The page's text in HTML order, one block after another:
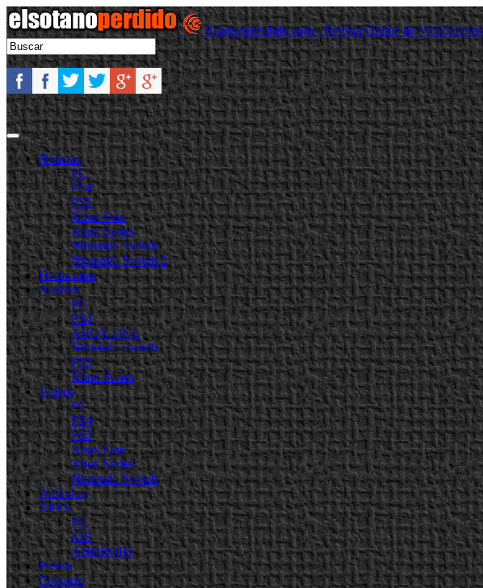
Elsotanoperdido.com - Revista Online de Videojuegos
Noticias
PC
PS4
PS5
Xbox One
Xbox Series
Nintendo Switch
Nintendo Switch 2
Destacadas
Análisis
PC
PS4
XBOX ONE
Nintendo Switch
PS5
Xbox Series
Videos
PC
PS4
PS5
Xbox One
Xbox Series
Nintendo Switch
Artículos
APPS
PC
iOS
ANDROID
Prensa
Contacto